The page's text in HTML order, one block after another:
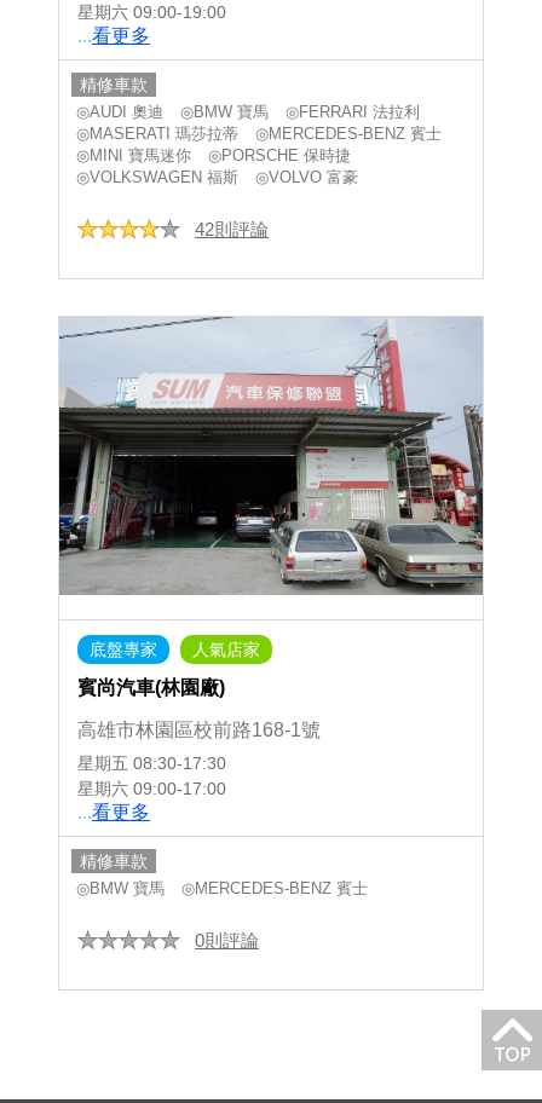
星期六 09:00-19:00
...看更多
精修車款
◎AUDI 奧迪 ◎BMW 寶馬
◎FERRARI 法拉利
◎MASERATI 瑪莎拉蒂
◎MERCEDES-BENZ 賓士
◎MINI 寶馬迷你
◎PORSCHE 保時捷
◎VOLKSWAGEN 福斯
◎VOLVO 富豪
42則評論
底盤專家 人氣店家
賓尚汽車(林園廠)
高雄市林園區校前路168-1號
星期五 08:30-17:30
星期六 09:00-17:00
...看更多
精修車款
◎BMW 寶馬 ◎MERCEDES-BENZ 賓士
0則評論